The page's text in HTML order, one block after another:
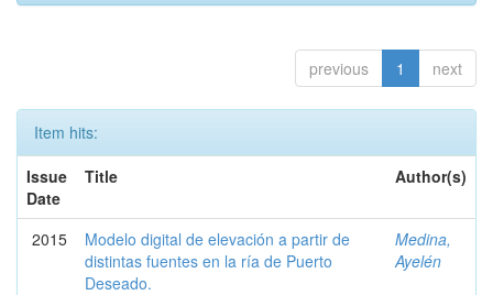
previous 1 next
Item hits:
Issue
Date
Title Author(s)
2015
Modelo digital de elevación a partir de
distintas fuentes en la ría de Puerto
Deseado.
Medina,
Ayelén